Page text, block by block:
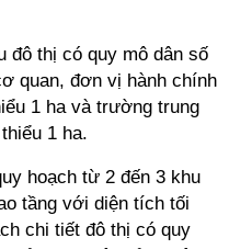
đô thị có quy mô dân số
quan, đơn vị hành chính
1 ha và trường trung
1 ha.
hoạch từ 2 đến 3 khu
tầng với diện tích tối
chi tiết đô thị có quy